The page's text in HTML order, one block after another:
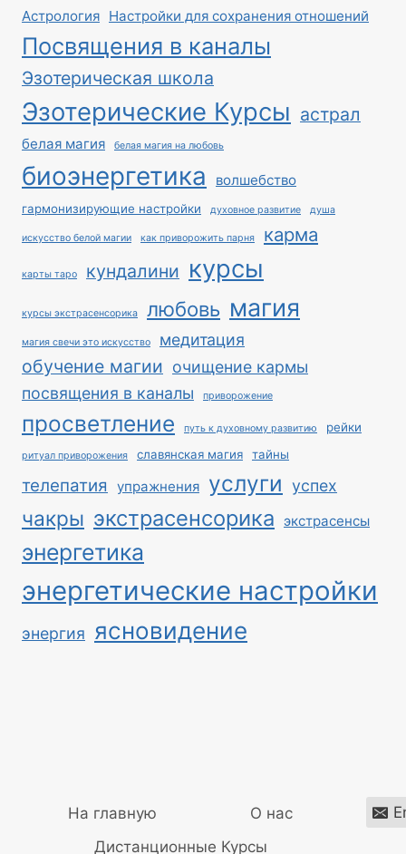
Астрология Настройки для сохранения отношений
Посвящения в каналы
Эзотерическая школа
Эзотерические Курсы астрал
белая магия белая магия на любовь
биоэнергетика волшебство
гармонизирующие настройки духовное развитие душа
искусство белой магии как приворожить парня карма
карты таро кундалини курсы
курсы экстрасенсорика любовь магия
магия свечи это искусство медитация
обучение магии очищение кармы
посвящения в каналы
приворожение
просветление путь к духовному развитию рейки
ритуал приворожения славянская магия тайны
телепатия упражнения услуги успех
чакры экстрасенсорика экстрасенсы
энергетика
энергетические настройки
энергия ясновидение
На главную
О нас
Дистанционные Курсы